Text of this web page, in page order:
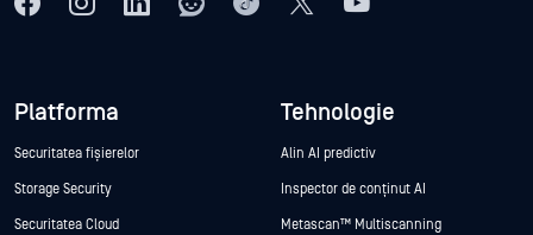
Platforma
Securitatea fișierelor
Storage Security
Securitatea Cloud
Tehnologie
Alin AI predictiv
Inspector de conținut AI
Metascan™ Multiscanning